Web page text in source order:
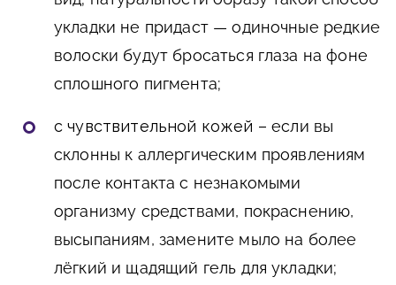
укладки не придаст — одиночные редкие
волоски будут бросаться глаза на фоне
сплошного пигмента;
с чувствительной кожей –если вы
склонны к аллергическим проявлениям
после контакта с незнакомыми
организму средствами, покраснению,
высыпаниям, замените мыло на более
лёгкий и щадящий гель для укладки;